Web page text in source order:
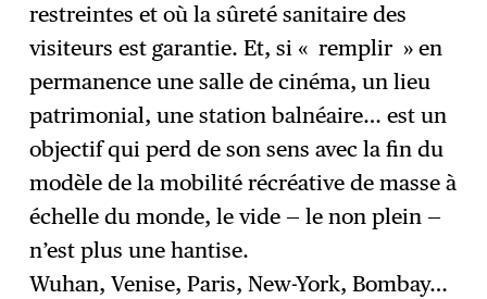
restreintes et où la sûreté sanitaire des
visiteurs est garantie. Et, si « remplir » en
permanence une salle de cinéma, un lieu
patrimonial, une station balnéaire… est un
objectif qui perd de son sens avec la fin du
modèle de la mobilité récréative de masse à
échelle du monde, le vide — le non plein —
n’est plus une hantise.
Wuhan, Venise, Paris, New-York, Bombay…